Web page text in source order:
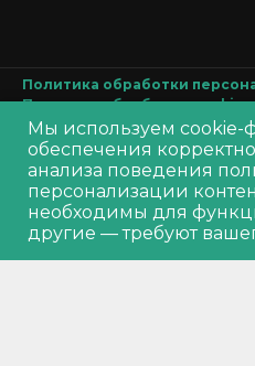
Политика обработки
Политика обработкиcookie
Согласие на обработку
Производитель оставляет за
товара, его внешний вид и
уведомления продавца
Мы используем cookie-
обеспечения
анализа поведения
персонализации
необходимы для
другие — требуют